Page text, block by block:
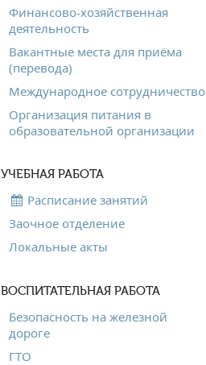
Финансово-хозяйственная
деятельность
Вакантные места для приёма
(перевода)
Международное сотрудничество
Организация питания в
образовательной организации
УЧЕБНАЯ РАБОТА
Расписание занятий
Заочное отделение
Локальные акты
ВОСПИТАТЕЛЬНАЯ РАБОТА
Безопасность на железной
дороге
ГТО